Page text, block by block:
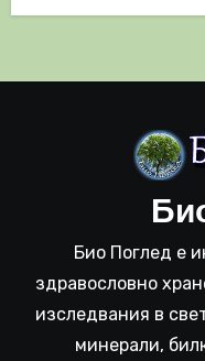
Био Поглед е
здравословно
изследвания в
минерали,